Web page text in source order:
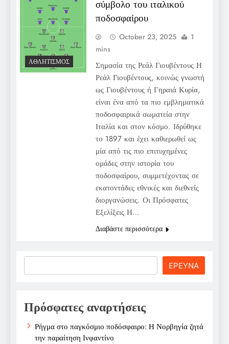
ΑΘΛΗΤΙΣΜΌΣ
σύμβολο του ιταλικού
ποδοσφαίρου
October 23, 2025
1
mins
Σημασία της Ρεάλ Γιουβέντους Η
Ρεάλ Γιουβέντους, κοινώς γνωστή
ως Γιουβέντους ή Γηραιά Κυρία,
είναι ένα από τα πιο εμβληματικά
ποδοσφαιρικά σωματεία στην
Ιταλία και στον κόσμο. Ιδρύθηκε
το 1897 και έχει καθιερωθεί ως
μία από τις πιο επιτυχημένες
ομάδες στην ιστορία του
ποδοσφαίρου, συμμετέχοντας σε
εκατοντάδες εθνικές και διεθνείς
διοργανώσεις. Οι Πρόσφατες
Εξελίξεις Η…
Διαβάστε περισσότερα
ΕΡΕΥΝΑ
Πρόσφατες αναρτήσεις
Ρήγμα στο παγκόσμιο ποδόσφαιρο: Η Νορβηγία ζητά
την παραίτηση Ινφαντίνο